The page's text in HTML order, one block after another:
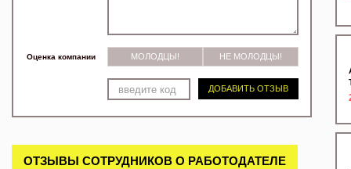
Оценка компании МОЛОДЦЫ! НЕ МОЛОДЦЫ!
ДОБАВИТЬ ОТЗЫВ
ОТЗЫВЫ СОТРУДНИКОВ О РАБОТОДАТЕЛЕ